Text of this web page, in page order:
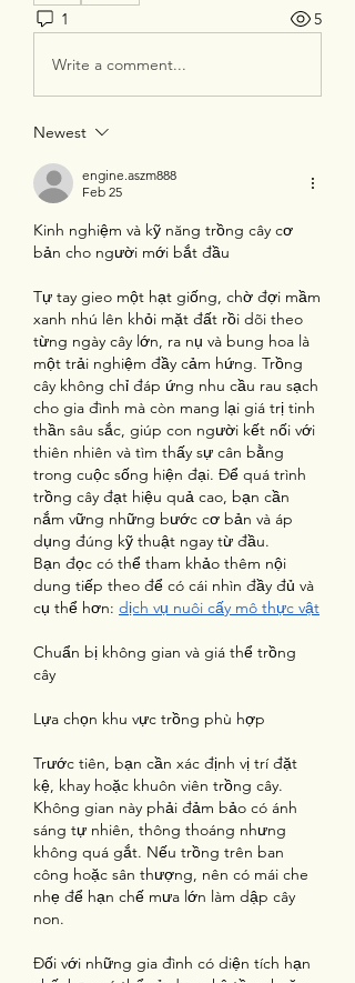
1 5
Write a comment...
Newest
engine.aszm888
Feb 25
Kinh nghiệm và kỹ năng trồng cây cơ
bản cho người mới bắt đầu
Tự tay gieo một hạt giống, chờ đợi mầm
xanh nhú lên khỏi mặt đất rồi dõi theo
từng ngày cây lớn, ra nụ và bung hoa là
một trải nghiệm đầy cảm hứng. Trồng
cây không chỉ đáp ứng nhu cầu rau sạch
cho gia đình mà còn mang lại giá trị tinh
thần sâu sắc, giúp con người kết nối với
thiên nhiên và tìm thấy sự cân bằng
trong cuộc sống hiện đại. Để quá trình
trồng cây đạt hiệu quả cao, bạn cần
nắm vững những bước cơ bản và áp
dụng đúng kỹ thuật ngay từ đầu.
Bạn đọc có thể tham khảo thêm nội
dung tiếp theo để có cái nhìn đầy đủ và
cụ thể hơn: dịch vụ nuôi cấy mô thực vật
Chuẩn bị không gian và giá thể trồng
cây
Lựa chọn khu vực trồng phù hợp
Trước tiên, bạn cần xác định vị trí đặt
kệ, khay hoặc khuôn viên trồng cây.
Không gian này phải đảm bảo có ánh
sáng tự nhiên, thông thoáng nhưng
không quá gắt. Nếu trồng trên ban
công hoặc sân thượng, nên có mái che
nhẹ để hạn chế mưa lớn làm dập cây
non.
Đối với những gia đình có diện tích hạn